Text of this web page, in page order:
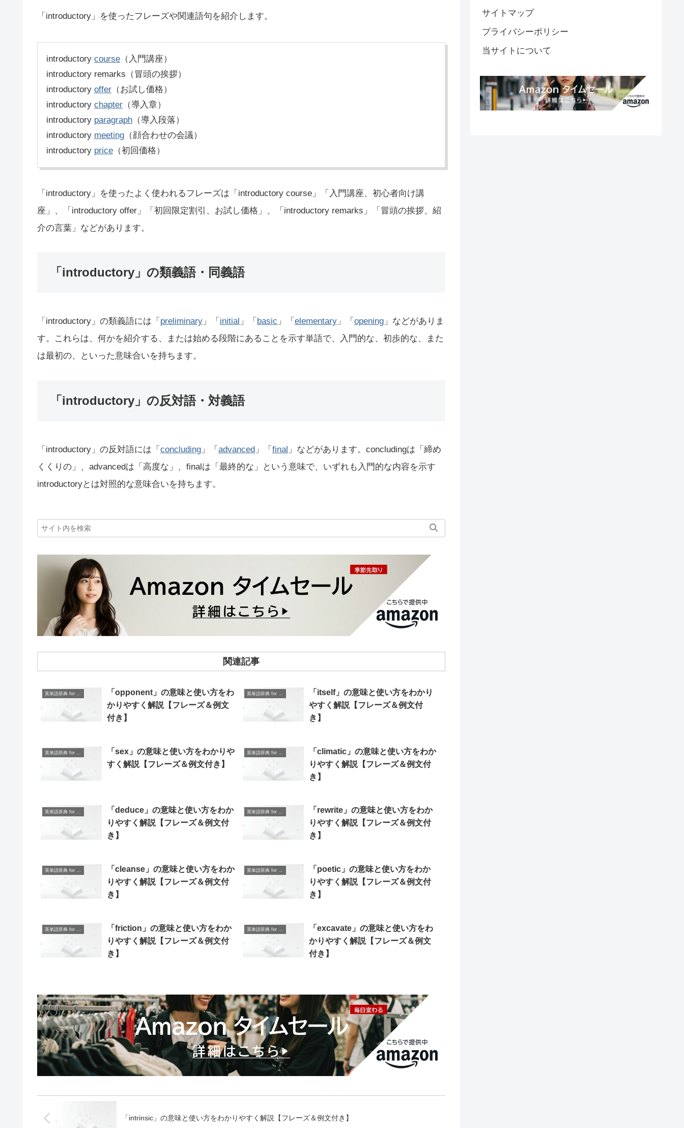
「introductory」を使ったフレーズや関連語句を紹介します。
introductory course （入門講座）
introductory remarks（冒頭の挨拶）
introductory offer （お試し価格）
introductory chapter （導入章）
introductory paragraph （導入段落）
introductory meeting （顔合わせの会議）
introductory price （初回価格）
「introductory」を使ったよく使われるフレーズは「introductory course」「入門講座、初心者向け講
座」、「introductory offer」「初回限定割引、お試し価格」、「introductory remarks」「冒頭の挨拶、紹
介の言葉」などがあります。
「introductory」の類義語・同義語
「introductory」の類義語には「 preliminary 」「 initial 」「 basic 」「 elementary 」「 opening 」などがありま
す。これらは、何かを紹介する、または始める段階にあることを示す単語で、入門的な、初歩的な、また
は最初の、といった意味合いを持ちます。
「introductory」の反対語・対義語
「introductory」の反対語には「 concluding 」「 advanced 」「 final 」などがあります。concludingは「締め
くくりの」、advancedは「高度な」、finalは「最終的な」という意味で、いずれも入門的な内容を示す
introductoryとは対照的な意味合いを持ちます。
関連記事
「opponent」の意味と使い方をわ
かりやすく解説【フレーズ＆例文
付き】
「itself」の意味と使い方をわかり
やすく解説【フレーズ＆例文付
き】
「sex」の意味と使い方をわかりや
すく解説【フレーズ＆例文付き】
「climatic」の意味と使い方をわか
りやすく解説【フレーズ＆例文付
き】
「deduce」の意味と使い方をわか
りやすく解説【フレーズ＆例文付
き】
「rewrite」の意味と使い方をわか
りやすく解説【フレーズ＆例文付
き】
英単語辞典 for Beginners
「cleanse」の意味と使い方をわか
りやすく解説【フレーズ＆例文付
き】
英単語辞典 for Beginners
「poetic」の意味と使い方をわか
りやすく解説【フレーズ＆例文付
き】
英単語辞典 for Beginners
「friction」の意味と使い方をわか
りやすく解説【フレーズ＆例文付
き】
英単語辞典 for Beginners
「excavate」の意味と使い方をわ
かりやすく解説【フレーズ＆例文
付き】
「intrinsic」の意味と使い方をわかりやすく解説【フレーズ＆例文付き】
サイトマップ
プライバシーポリシー
当サイトについて